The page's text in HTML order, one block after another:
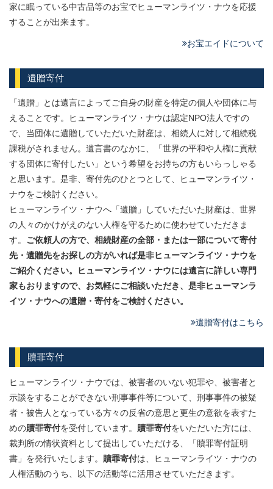
家に眠っている中古品等のお宝でヒューマンライツ・ナウを応援
することが出来ます。
お宝エイドについて
遺贈寄付
「遺贈」とは遺言によってご自身の財産を特定の個人や団体に与
えることです。ヒューマンライツ・ナウは認定NPO法人ですの
で、当団体に遺贈していただいた財産は、相続人に対して相続税
課税がされません。遺言書のなかに、「世界の平和や人権に貢献
する団体に寄付したい」という希望をお持ちの方もいらっしゃる
と思います。是非、寄付先のひとつとして、ヒューマンライツ・
ナウをご検討ください。
ヒューマンライツ・ナウへ「遺贈」していただいた財産は、世界
の人々のかけがえのない人権を守るために使わせていただきま
す。 ご依頼人の方で、相続財産の全部・または一部について寄付
先・遺贈先をお探しの方がいれば是非ヒューマンライツ・ナウを
ご紹介ください。
ヒューマンライツ・ナウには遺言に詳しい専門
家もおりますので、 お気軽にご相談いただき、是非ヒューマンラ
イツ・ナウへの遺贈・寄付をご検討ください。
遺贈寄付はこちら
贖罪寄付
ヒューマンライツ・ナウでは、被害者のいない犯罪や、被害者と
示談をすることができない刑事事件等について、刑事事件の被疑
者・被告人となっている方々の反省の意思と更生の意欲を表すた
めの贖罪寄付を受付しています。 贖罪寄付をいただいた方には、
裁判所の情状資料として提出していただける、「贖罪寄付証明
書」を発行いたします。
贖罪寄付は、ヒューマンライツ・ナウの
人権活動のうち、以下の活動等に活用させていただきます。